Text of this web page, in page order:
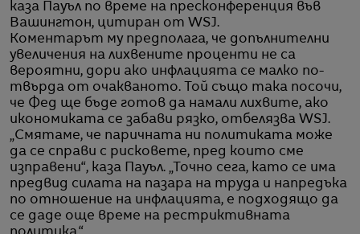
каза Пауъл по време на пресконференция във
Вашингтон, цитиран от WSJ.
Коментарът му предполага, че допълнителни
увеличения на лихвените проценти не са
вероятни, дори ако инфлацията се малко по-
твърда от очакваното. Той също така посочи,
че Фед ще бъде готов да намали лихвите, ако
икономиката се забави рязко, отбелязва WSJ.
„Смятаме, че паричната ни политиката може
да се справи с рисковете, пред които сме
изправени“, каза Пауъл. „Точно сега, като се има
предвид силата на пазара на труда и напредъка
по отношение на инфлацията, е подходящо да
се даде още време на рестриктивната